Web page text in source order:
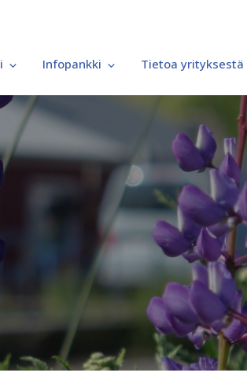
Infopankki Tietoa yrityksestä